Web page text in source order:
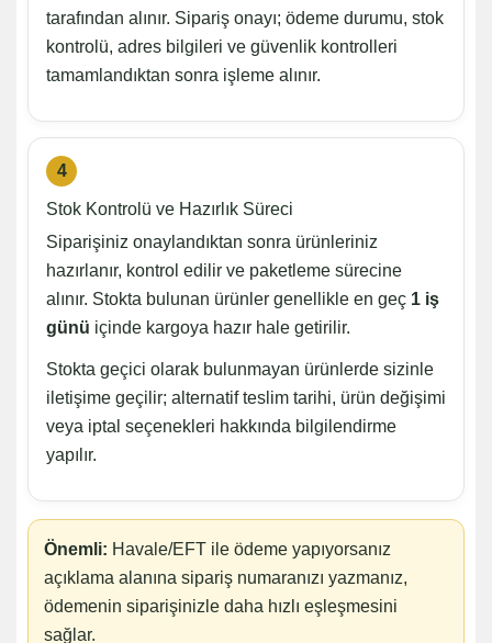
tarafından alınır. Sipariş onayı; ödeme durumu, stok
kontrolü, adres bilgileri ve güvenlik kontrolleri
tamamlandıktan sonra işleme alınır.
4
Stok Kontrolü ve Hazırlık Süreci
Siparişiniz onaylandıktan sonra ürünleriniz
hazırlanır, kontrol edilir ve paketleme sürecine
alınır. Stokta bulunan ürünler genellikle en geç 1 iş
günü içinde kargoya hazır hale getirilir.
Stokta geçici olarak bulunmayan ürünlerde sizinle
iletişime geçilir; alternatif teslim tarihi, ürün değişimi
veya iptal seçenekleri hakkında bilgilendirme
yapılır.
Önemli: Havale/EFT ile ödeme yapıyorsanız
açıklama alanına sipariş numaranızı yazmanız,
ödemenin siparişinizle daha hızlı eşleşmesini
sağlar.